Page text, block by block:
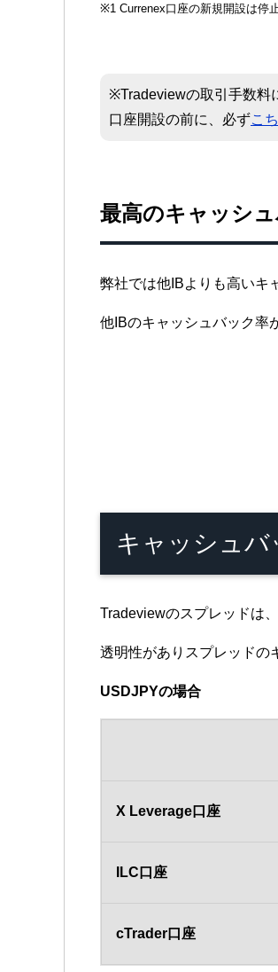
※1 Currenex口座の新規開設は停
※Tradeviewの取引手数料
口座開設の前に、必ずこ
最高のキャッシ
弊社では他IBよりも高いキ
他IBのキャッシュバック率
キャッシュバ
Tradeviewのスプレッドは
透明性がありスプレッドの
USDJPYの場合
X Leverage口座
ILC口座
cTrader口座